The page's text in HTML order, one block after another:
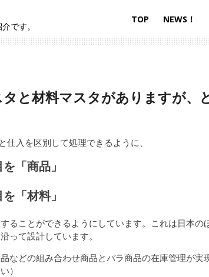
です。
TOP
NEWS！
タと材料マスタがありますが、
仕入を区別して処理できるように、
「商品」
「材料」
ることができるようにしています。これは日本
って設計しています。
などの組み合わせ商品とバラ商品の在庫管理が
）